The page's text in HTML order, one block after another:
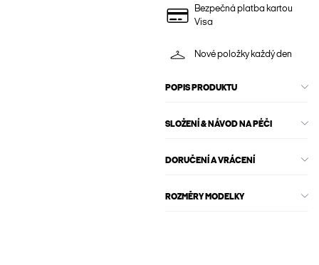
Bezpečná platba kartou
Visa
Nové položky každý den
POPIS PRODUKTU
SLOŽENÍ & NÁVOD NA PÉČI
DORUČENÍ A VRÁCENÍ
ROZMĚRY MODELKY